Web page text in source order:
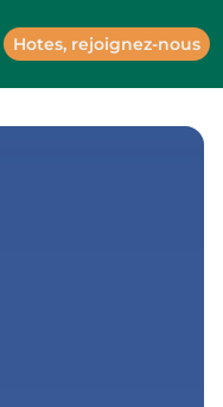
Hotes, rejoignez-nous